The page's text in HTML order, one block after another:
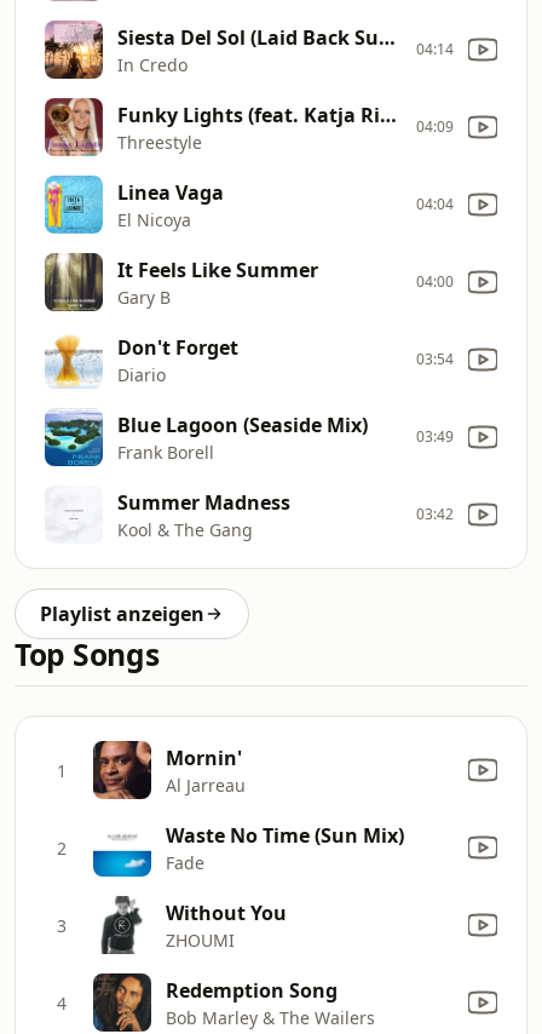
Siesta Del Sol (Laid Back Summer Cut)
In Credo
04:14
Funky Lights (feat. Katja Rieckermann)
Threestyle
04:09
Linea Vaga
El Nicoya
04:04
It Feels Like Summer
Gary B
04:00
Don't Forget
Diario
03:54
Blue Lagoon (Seaside Mix)
Frank Borell
03:49
Summer Madness
Kool & The Gang
03:42
Playlist anzeigen
Top Songs
1 Mornin'
Al Jarreau
2 Waste No Time (Sun Mix)
Fade
3 Without You
ZHOUMI
4 Redemption Song
Bob Marley & The Wailers